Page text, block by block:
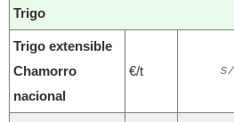
Trigo
Trigo extensible
Chamorro
nacional
€/t